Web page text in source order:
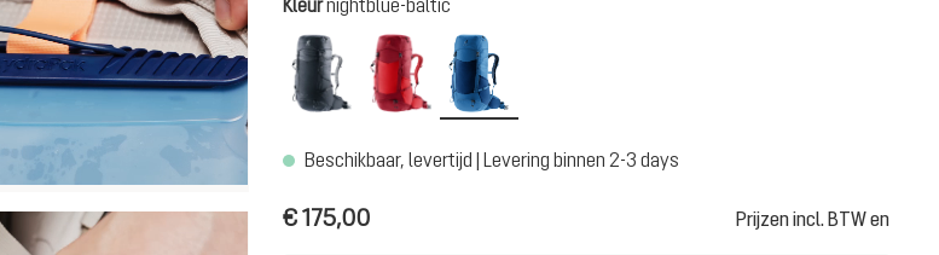
Kleurnightblue-baltic
black
cherry-masala
Beschikbaar, levertijd | Levering binnen 2-3 days
€ 175,00 Prijzen incl. BTW en